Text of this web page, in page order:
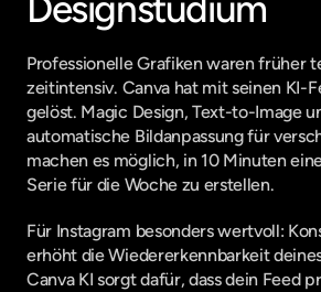
Professionelle Grafiken waren früher
zeitintensiv. Canva hat mit seinen KI-
gelöst. Magic Design, Text-to-Image
automatische Bildanpassung für
machen es möglich, in 10 Minuten
Serie für die Woche zu erstellen.
Für Instagram besonders wertvoll:
erhöht die Wiedererkennbarkeit
Canva KI sorgt dafür, dass dein Feed